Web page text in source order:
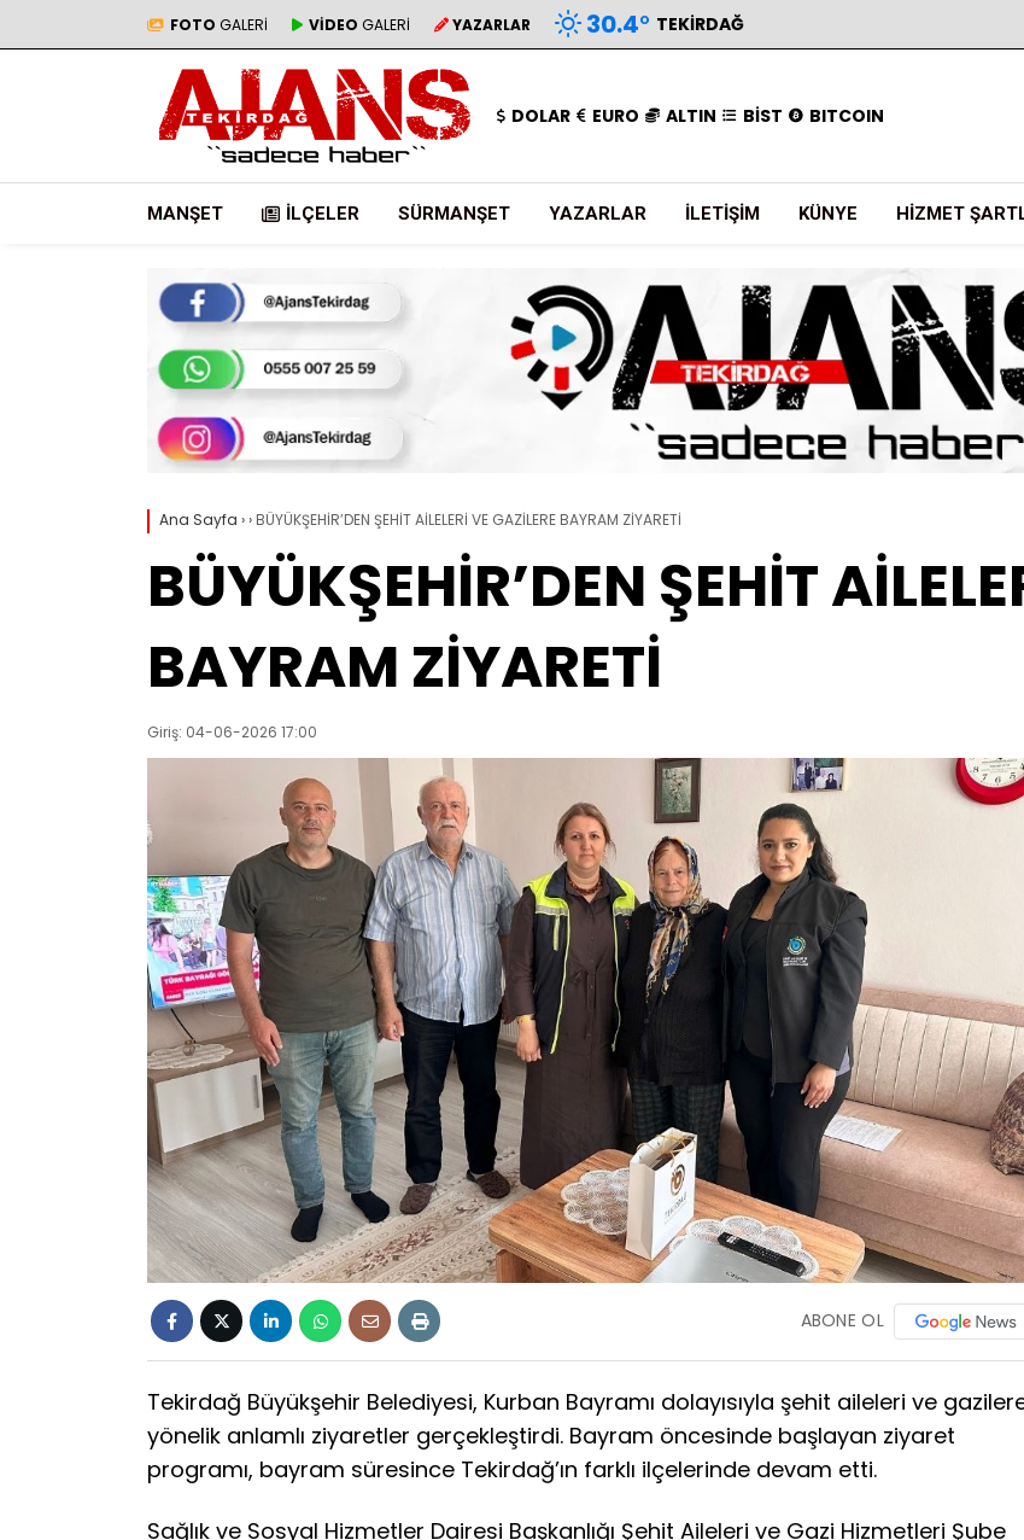
FOTO GALERİ VİDEO GALERİ YAZARLAR 30.4° TEKIRDAĞ
DOLAR EURO ALTIN BİST BITCOIN
MANŞET İLÇELER SÜRMANŞET YAZARLAR İLETIŞIM KÜNYE HIZMET
Ana Sayfa ›› BÜYÜKŞEHİR’DEN ŞEHİT AİLELERİ VE GAZİLERE BAYRAM ZİYARETİ
BÜYÜKŞEHİR’DEN ŞEHİT
BAYRAM ZİYARETİ
Giriş: 04-06-2026 17:00
ABONE OL
Tekirdağ Büyükşehir Belediyesi, Kurban Bayramı dolayısıyla şehit aileleri ve
yönelik anlamlı ziyaretler gerçekleştirdi. Bayram öncesinde başlayan ziyaret
programı, bayram süresince Tekirdağ’ın farklı ilçelerinde devam etti.
Sağlık ve Sosyal Hizmetler Dairesi Başkanlığı Şehit Aileleri ve Gazi Hizmetleri Şube